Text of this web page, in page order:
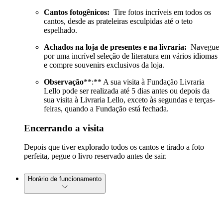
Cantos fotogênicos: Tire fotos incríveis em todos os
cantos, desde as prateleiras esculpidas até o teto
espelhado.
Achados na loja de presentes e na livraria: Navegue
por uma incrível seleção de literatura em vários idiomas
e compre souvenirs exclusivos da loja.
Observação**:** A sua visita à Fundação Livraria
Lello pode ser realizada até 5 dias antes ou depois da
sua visita à Livraria Lello, exceto às segundas e terças-
feiras, quando a Fundação está fechada.
Encerrando a visita
Depois que tiver explorado todos os cantos e tirado a foto
perfeita, pegue o livro reservado antes de sair.
Horário de funcionamento